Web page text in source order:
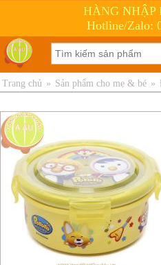
HÀNG
Hotline/Zalo:
Trang chủ » Sản phẩm cho mẹ & bé »